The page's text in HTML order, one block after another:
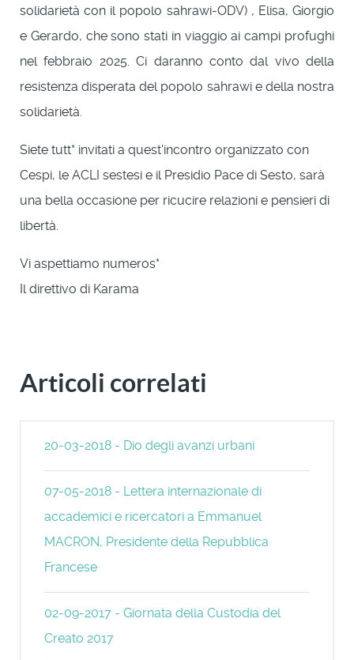
solidarietà con il popolo sahrawi-ODV) , Elisa, Giorgio
e Gerardo, che sono stati in viaggio ai campi profughi
nel febbraio 2025. Ci daranno conto dal vivo della
resistenza disperata del popolo sahrawi e della nostra
solidarietà.
Siete tutt* invitati a quest'incontro organizzato con
Cespi, le ACLI sestesi e il Presidio Pace di Sesto, sarà
una bella occasione per ricucire relazioni e pensieri di
libertà.
Vi aspettiamo numeros*
Il direttivo di Karama
Articoli correlati
20-03-2018 - Dio degli avanzi urbani
07-05-2018 - Lettera internazionale di
accademici e ricercatori a Emmanuel
MACRON, Presidente della Repubblica
Francese
02-09-2017 - Giornata della Custodia del
Creato 2017